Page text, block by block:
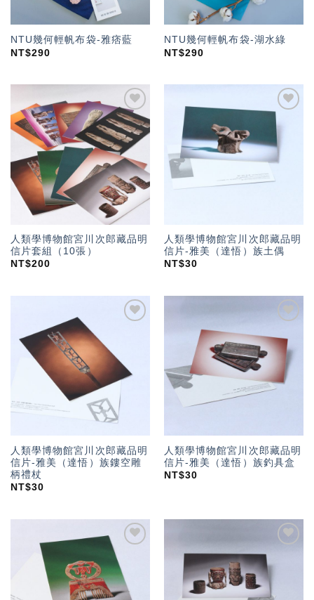
NTU幾何輕帆布袋-雅痞藍
NT$290
NTU幾何輕帆布袋-湖水綠
NT$290
加入
「願
望輕
單」
人類學博物館宮川次郎藏品明
信片套組（10張）
NT$200
人類學博物館宮川次郎藏品明
信片-雅美（達悟）族土偶
NT$30
人類學博物館宮川次郎藏品明
信片-雅美（達悟）族鏤空雕
柄禮杖
NT$30
「願
望輕
單」
人類學博物館宮川次郎藏品明
信片-雅美（達悟）族釣具盒
NT$30
單」